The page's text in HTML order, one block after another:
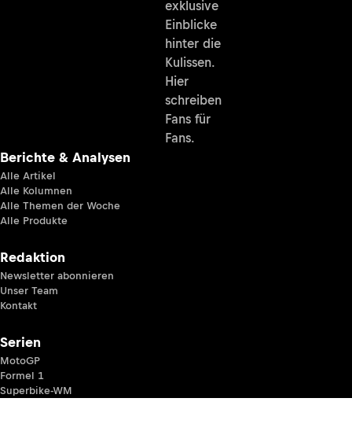
exklusive
Einblicke
hinter die
Kulissen.
Hier
schreiben
Fans für
Fans.
Berichte & Analysen
Alle Artikel
Alle Kolumnen
Alle Themen der Woche
Alle Produkte
Redaktion
Newsletter abonnieren
Unser Team
Kontakt
Serien
MotoGP
Formel 1
Superbike-WM